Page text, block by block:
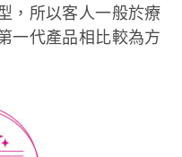
，所以客人一般於療
一代產品相比較為方